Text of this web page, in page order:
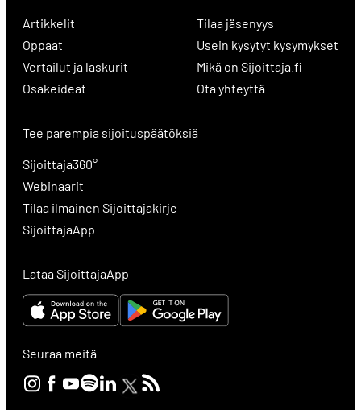
Artikkelit
Oppaat
Vertailut ja laskurit
Osakeideat
Tilaa jäsenyys
Usein kysytyt kysymykset
Mikä on Sijoittaja.fi
Ota yhteyttä
Tee parempia sijoituspäätöksiä
Sijoittaja360°
Webinaarit
Tilaa ilmainen Sijoittajakirje
SijoittajaApp
Lataa SijoittajaApp
Seuraa meitä